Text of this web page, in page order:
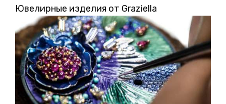
Ювелирные изделия от Graziella